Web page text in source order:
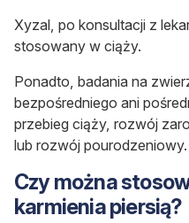
Xyzal, po konsultacji z
stosowany w ciąży.
Ponadto, badania na
bezpośredniego ani
przebieg ciąży, rozwój
lub rozwój pourodzeniowy.
Czy można
karmienia piersią?